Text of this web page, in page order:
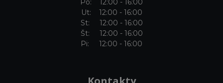
Po: 12:00 - 16:00
Ut: 12:00 - 16:00
St: 12:00 - 16:00
Št: 12:00 - 16:00
Pi: 12:00 - 16:00